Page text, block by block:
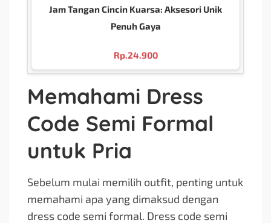
Jam Tangan Cincin Kuarsa: Aksesori Unik
Penuh Gaya
Rp.24.900
Memahami Dress
Code Semi Formal
untuk Pria
Sebelum mulai memilih outfit, penting untuk
memahami apa yang dimaksud dengan
dress code semi formal. Dress code semi